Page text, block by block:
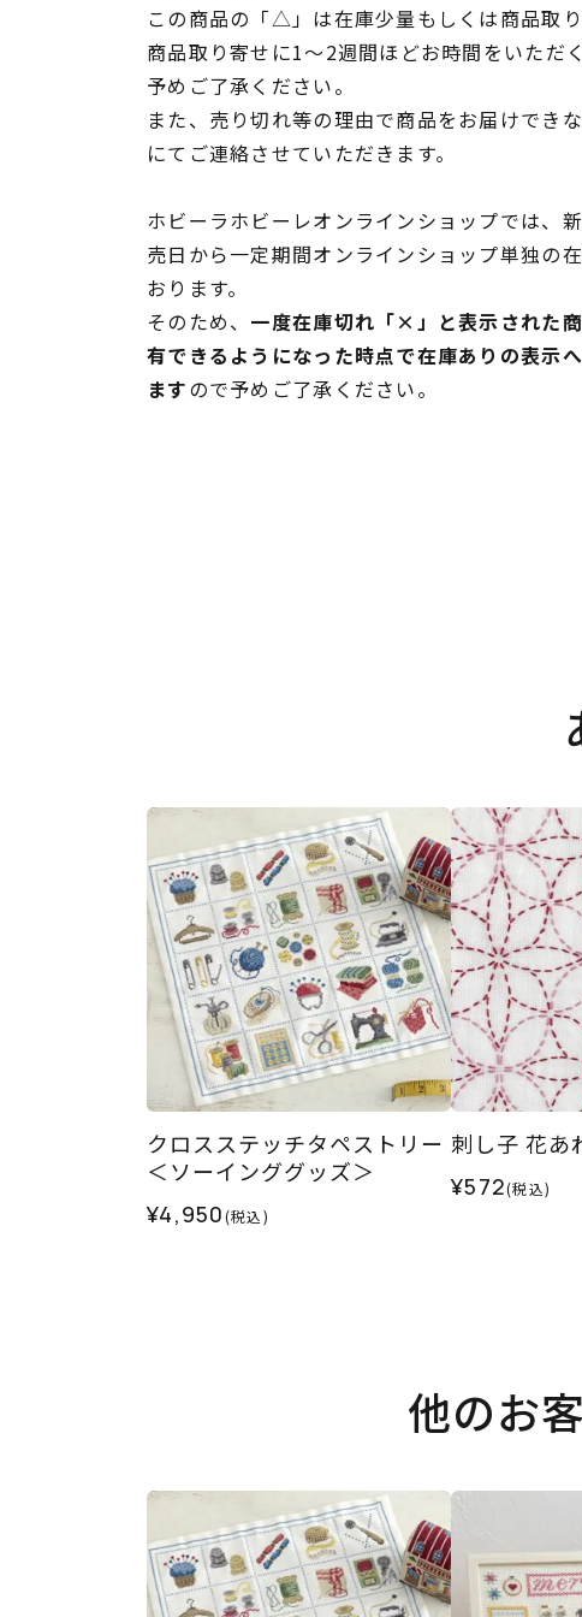
この商品の「△」は在庫少量もしくは商品取り
商品取り寄せに1～2週間ほどお時間をいただ
予めご了承ください。
また、売り切れ等の理由で商品をお届けでき
にてご連絡させていただきます。
ホビーラホビーレオンラインショップでは、
売日から一定期間オンラインショップ単独の
おります。
そのため、 一度在庫切れ「×」と表示された
有できるようになった時点で在庫ありの表示
ますので予めご了承ください。
クロスステッチタペストリー
＜ソーインググッズ＞
¥4,950(税込)
刺し子 花あ
¥572(税込)
他のお